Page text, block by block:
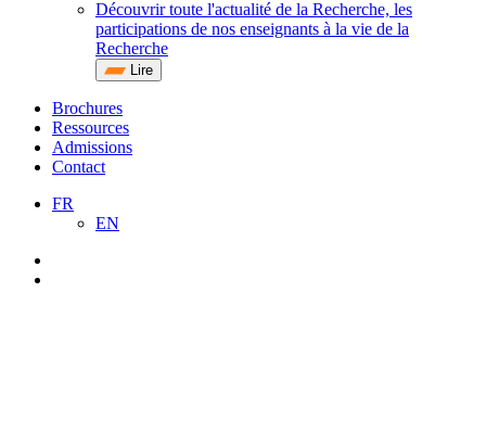
Découvrir toute l'actualité de la Recherche, les
participations de nos enseignants à la vie de la
Recherche
Lire
Brochures
Ressources
Admissions
Contact
FR
EN